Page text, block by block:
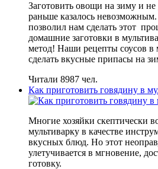
Заготовить овощи на зиму и
раньше казалось
позволил нам сделать этот
домашние заготовки в
метод! Наши рецепты соусов в
сделать вкусные припасы на
Читали 8987 чел.
Как приготовить говядину в
Многие хозяйки скептически
мультиварку в качестве
вкусных блюд. Но этот
улетучивается в мгновение,
готовку.